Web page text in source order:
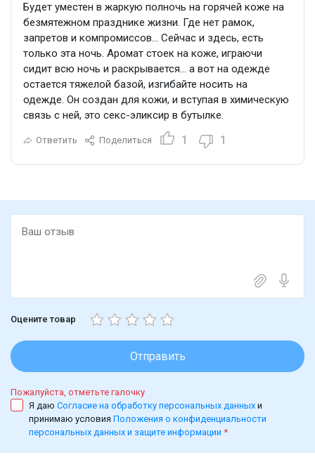
Будет уместен в жаркую полночь на горячей коже на
безмятежном празднике жизни. Где нет рамок,
запретов и компромиссов… Сейчас и здесь, есть
только эта ночь. Аромат стоек на коже, играючи
сидит всю ночь и раскрывается… а вот на одежде
остается тяжелой базой, изгибайте носить на
одежде. Он создан для кожи, и вступая в химическую
связь с ней, это секс-эликсир в бутылке.
Ответить Поделиться 1 1
Оцените товар
Отправить
Пожалуйста, отметьте галочку
Я даю Согласие на обработку персональных данных и
принимаю условия Положения о конфиденциальности
персональных данных и защите информации *